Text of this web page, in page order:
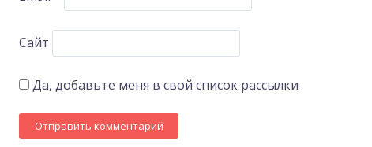
Сайт
Да, добавьте меня в свой список рассылки